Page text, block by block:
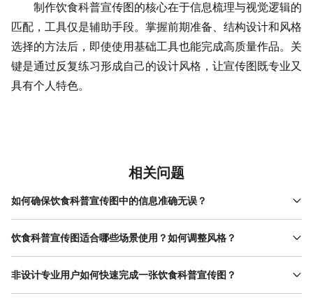
制作饮食科普宣传图的核心在于信息梳理与视觉逻辑的
匹配，工具仅是辅助手段。掌握前期准备、结构设计和风格
选择的方法后，即使使用基础工具也能完成高质量作品。关
键是通过反复练习形成自己的设计风格，让宣传图既专业又
具有个人特色。
相关问题
如何确保饮食科普宣传图中的信息准确无误？
饮食科普宣传图的信息准确性直接影响受众的信任度。制作前需核
对权威来源，如《中国居民膳食指南》、世界卫生组织（WHO）报
注明数据来源。使用工具时，可优先选择内置权威素材库的平台，
饮食科普宣传图适合哪些场景使用？如何调整风格？
饮食科普宣传图的应用场景广泛，需根据场景调整设计风格。社区
健康讲座适合使用大字号、高对比度的海报，重点结论用色块突
非设计专业用户如何快速完成一张饮食科普宣传图？
非设计用户可通过“模板修改+素材替换”的方式高效完成宣传图。首